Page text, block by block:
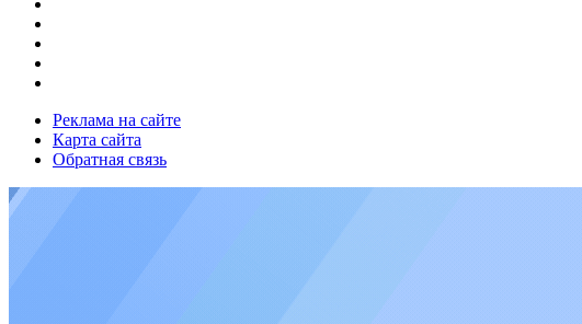
Реклама на сайте
Карта сайта
Обратная связь